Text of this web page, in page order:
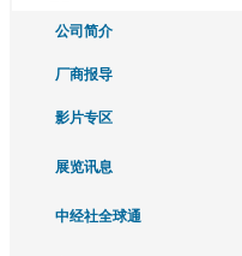
公司简介
厂商报导
影片专区
展览讯息
中经社全球通